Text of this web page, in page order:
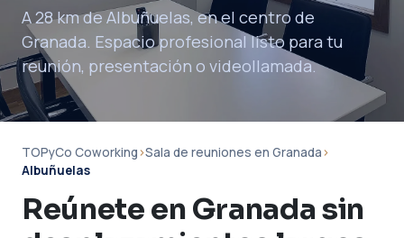
A 28 km de Albuñuelas, en el centro de
Granada. Espacio profesional listo para tu
reunión, presentación o videollamada.
TOPyCo Coworking›Sala de reuniones en Granada›
Albuñuelas
Reúnete en Granada sin